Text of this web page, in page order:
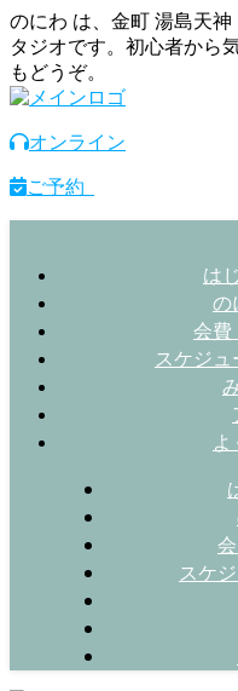
のにわ は、金町 湯島天
タジオです。初心者から
もどうぞ。
オンライン
ご予約
は
の
会費
スケジ
スケ